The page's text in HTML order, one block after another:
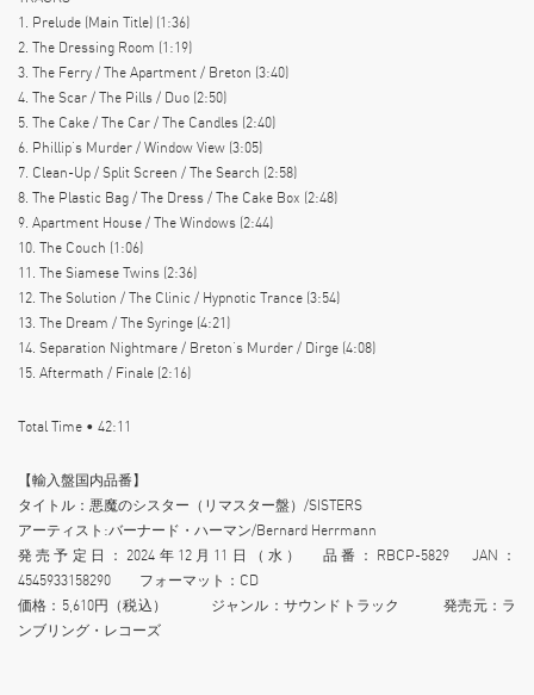
1. Prelude (Main Title) (1:36)
2. The Dressing Room (1:19)
3. The Ferry / The Apartment / Breton (3:40)
4. The Scar / The Pills / Duo (2:50)
5. The Cake / The Car / The Candles (2:40)
6. Phillip’s Murder / Window View (3:05)
7. Clean-Up / Split Screen / The Search (2:58)
8. The Plastic Bag / The Dress / The Cake Box (2:48)
9. Apartment House / The Windows (2:44)
10. The Couch (1:06)
11. The Siamese Twins (2:36)
12. The Solution / The Clinic / Hypnotic Trance (3:54)
13. The Dream / The Syringe (4:21)
14. Separation Nightmare / Breton’s Murder / Dirge (4:08)
15. Aftermath / Finale (2:16)
Total Time • 42:11
【輸入盤国内品番】
タイトル：悪魔のシスター（リマスター盤）/SISTERS
アーティスト:バーナード・ハーマン/Bernard Herrmann
発売予定日：2024年12月11日（水） 品番：RBCP-5829 JAN：
4545933158290 フォーマット：CD
価格：5,610円（税込） ジャンル：サウンドトラック 発売元：ラ
ンブリング・レコーズ